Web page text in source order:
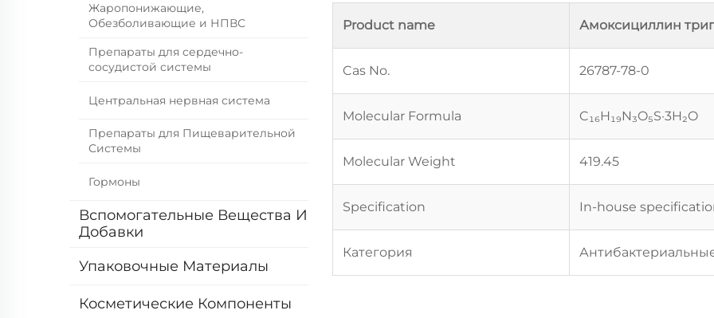
Жаропонижающие,
Обезболивающие и НПВС
Препараты для сердечно-
сосудистой системы
Центральная нервная система
Препараты для Пищеварительной
Системы
Гормоны
Вспомогательные Вещества И
Добавки
Упаковочные Материалы
Косметические Компоненты
Product name Амоксициллин
Cas No. 26787-78-0
Molecular Formula C₁₆H₁₉N₃O₅S·3H₂O
Molecular Weight 419.45
Specification In-house
Категория